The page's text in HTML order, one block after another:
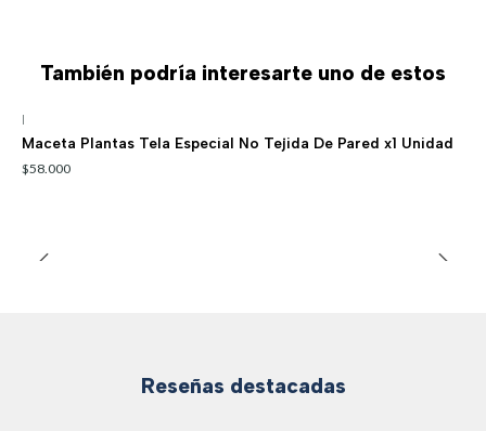
También podría interesarte uno de estos
|
Maceta Plantas Tela Especial No Tejida De Pared x1 Unidad
$58.000
Reseñas destacadas